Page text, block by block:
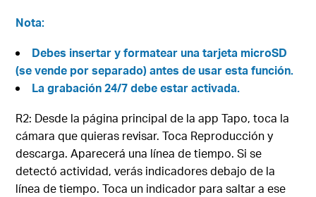
Nota:
Debes insertar y formatear una tarjeta microSD
(se vende por separado) antes de usar esta función.
La grabación 24/7 debe estar activada.
R2: Desde la página principal de la app Tapo, toca la
cámara que quieras revisar. Toca Reproducción y
descarga. Aparecerá una línea de tiempo. Si se
detectó actividad, verás indicadores debajo de la
línea de tiempo. Toca un indicador para saltar a ese